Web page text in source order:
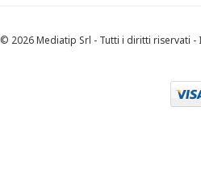
© 2026 Mediatip Srl - Tutti i diritti riservati -